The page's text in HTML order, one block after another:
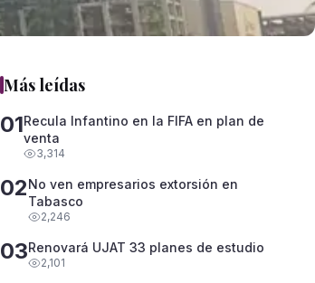
Más leídas
01Recula Infantino en la FIFA en plan de
venta
3,314
02No ven empresarios extorsión en
Tabasco
2,246
03Renovará UJAT 33 planes de estudio
2,101